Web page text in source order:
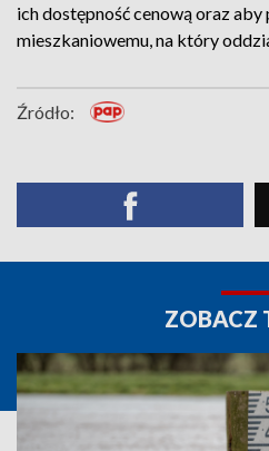
ich dostępność cenową oraz
mieszkaniowemu, na który
Źródło:
ZOBACZ